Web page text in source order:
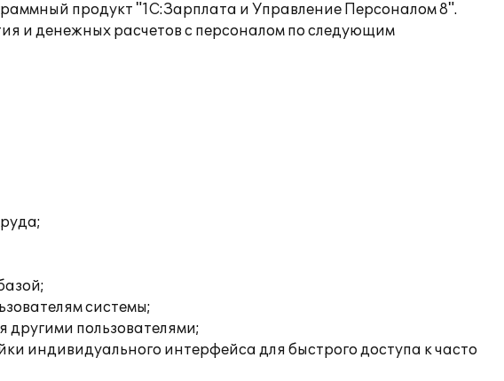
продукт "1С:Зарплата и Управление Персоналом 8".
и денежных расчетов с персоналом по следующим
системы;
другими пользователями;
индивидуального интерфейса для быстрого доступа к часто